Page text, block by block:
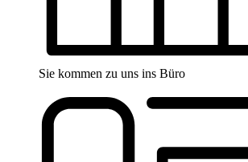
Sie kommen zu uns ins Büro